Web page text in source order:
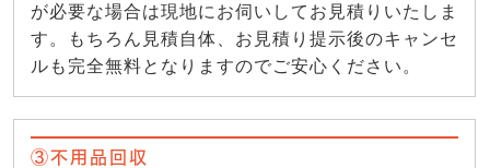
が必要な場合は現地にお伺いしてお見積りいたしま
す。もちろん見積自体、お見積り提示後のキャンセ
ルも完全無料となりますのでご安心ください。
③不用品回収